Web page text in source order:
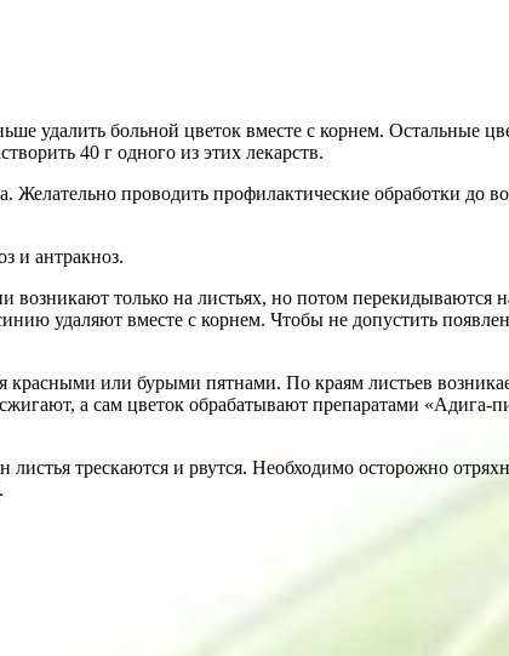
удалить больной цветок вместе с корнем. Остальные
40 г одного из этих лекарств.
проводить профилактические обработки до
и антракноз.
только на листьях, но потом перекидываются
удаляют вместе с корнем. Чтобы не допустить
красными или бурыми пятнами. По краям листьев
а сам цветок обрабатывают препаратами «Адига-
трескаются и рвутся. Необходимо осторожно